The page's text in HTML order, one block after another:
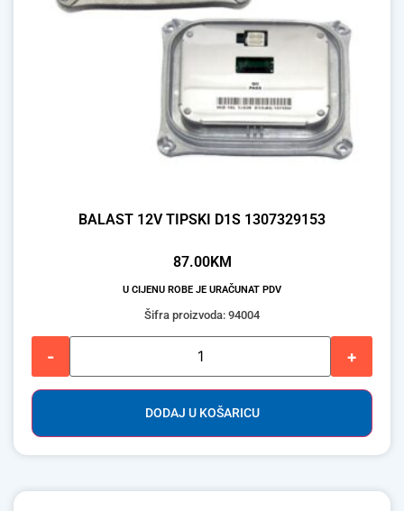
BALAST 12V TIPSKI D1S 1307329153
87.00KM
U CIJENU ROBE JE URAČUNAT PDV
Šifra proizvoda: 94004
- +
DODAJ U KOŠARICU